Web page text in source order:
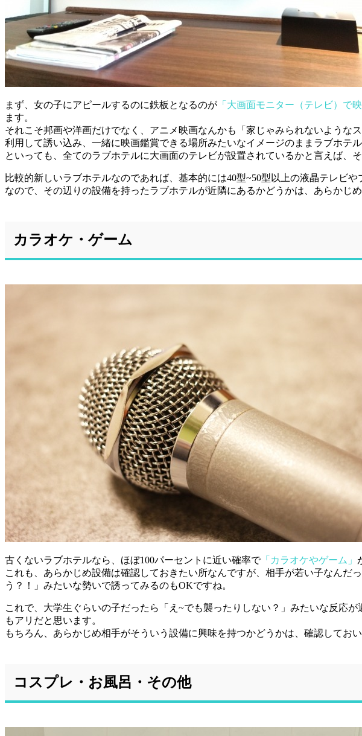
まず、女の子にアピールするのに鉄板となるのが 「大画面モニター（テレビ）で
ます。
それこそ邦画や洋画だけでなく、アニメ映画なんかも「家じゃみられないよう
利用して誘い込み、一緒に映画鑑賞できる場所みたいなイメージのままラブホテ
といっても、全てのラブホテルに大画面のテレビが設置されているかと言えば、
比較的新しいラブホテルなのであれば、基本的には40型~50型以上の液晶テレビ
なので、その辺りの設備を持ったラブホテルが近隣にあるかどうかは、あらかじ
カラオケ・ゲーム
古くないラブホテルなら、ほぼ100パーセントに近い確率で「カラオケやゲーム」
これも、あらかじめ設備は確認しておきたい所なんですが、相手が若い子なん
う？！」みたいな勢いで誘ってみるのもOKですね。
これで、大学生ぐらいの子だったら「え~でも襲ったりしない？」みたいな反応
もアリだと思います。
もちろん、あらかじめ相手がそういう設備に興味を持つかどうかは、確認してお
コスプレ・お風呂・その他